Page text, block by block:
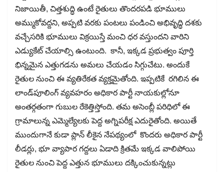
నిజాయితీ, చిత్తశుద్ధి ఉంటే రైతులు తొందరపడి భూములు
అమ్ముకోవద్దని, అప్పటి వరకు పంటలు పండించి అభివృద్ధి దశకు
వచ్చేసరికి భూములు విక్రయిస్తే మంచి ధర వస్తుందని వారిని
ఎడ్యుకేట్​ చేయాల్సి ఉంటుంది. కానీ, ఇక్కడ ప్రభుత్వం పూర్తి
భిన్నమైన ఎత్తుగడను అమలు చేయడం సిగ్గుచేటు. అందుకే
రైతుల నుంచి ఈ వ్యతిరేకత వ్యక్తమైతోంది. ఇప్పటికే రగిలిన ఈ
లాండ్​పూలింగ్ వ్యవహరం అధికార పార్టీ నాయకుల్లోనూ
అంతర్గతంగా గుబుల రేకెత్తిస్తోంది. తమ అసెంబ్లీ పరిధిలో ఈ
గ్రామాలున్న ఎమ్మెల్యేలకు పెద్ద అగ్నిపరీక్ష ఎదురైతోంది. అయితే
ముందుగానే కుడా ప్లాన్​ లీకైన నేపథ్యంలో కొందరు అధికార పార్టీ
లీడర్లు, భూ వ్యాపార గద్దలు ఏడాది క్రితమే ఇక్కడ వాలిపోయి
రైతుల నుంచి పెద్ద ఎత్తున భూములు దక్కించుకున్నట్లు